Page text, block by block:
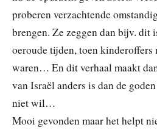
proberen verzachtende
brengen. Ze zeggen dan bijv. dit
oeroude tijden, toen
waren… En dit verhaal maakt
van Israël anders is dan de
niet wil…
Mooi gevonden maar het helpt